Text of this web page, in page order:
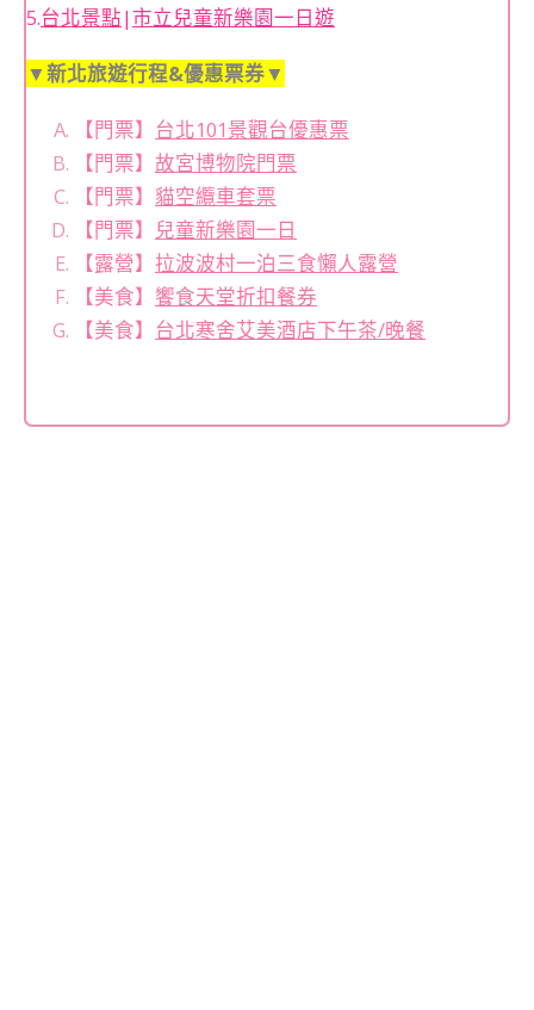
5.台北景點|市立兒童新樂園一日遊
▼新北旅遊行程&優惠票券▼
【門票】 台北101景觀台優惠票
【門票】 故宮博物院門票
【門票】 貓空纜車套票
【門票】 兒童新樂園一日
【露營】 拉波波村一泊三食懶人露營
【美食】 饗食天堂折扣餐券
【美食】 台北寒舍艾美酒店下午茶/晚餐